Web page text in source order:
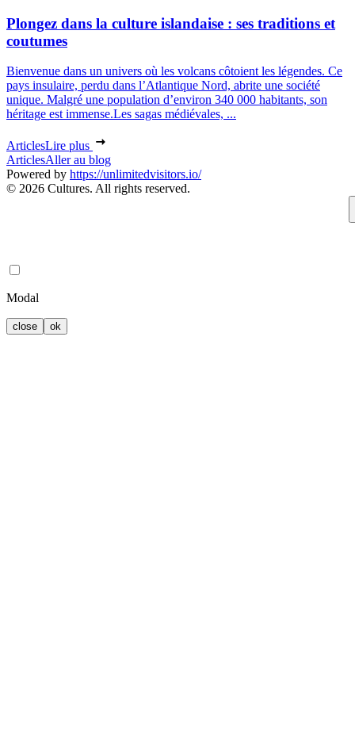
Plongez dans la culture islandaise : ses traditions et
coutumes
Bienvenue dans un univers où les volcans côtoient les légendes. Ce
pays insulaire, perdu dans l’Atlantique Nord, abrite une société
unique. Malgré une population d’environ 340 000 habitants, son
héritage est immense.Les sagas médiévales, ...
ArticlesLire plus
ArticlesAller au blog
Powered by https://unlimitedvisitors.io/
© 2026 Cultures. All rights reserved.
Modal
close ok